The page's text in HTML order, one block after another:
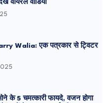
वायरल वीडियो
के 5 चमत्कारी फायदे, वजन होगा